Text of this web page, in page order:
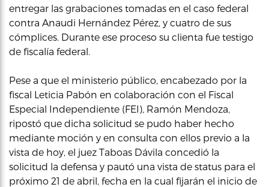
entregar las grabaciones tomadas en el caso federal
contra Anaudi Hernández Pérez, y cuatro de sus
cómplices. Durante ese proceso su clienta fue testigo
de fiscalía federal.
Pese a que el ministerio público, encabezado por la
fiscal Leticia Pabón en colaboración con el Fiscal
Especial Independiente (FEI), Ramón Mendoza,
ripostó que dicha solicitud se pudo haber hecho
mediante moción y en consulta con ellos previo a la
vista de hoy, el juez Taboas Dávila concedió la
solicitud la defensa y pautó una vista de status para el
próximo 21 de abril, fecha en la cual fijarán el inicio de